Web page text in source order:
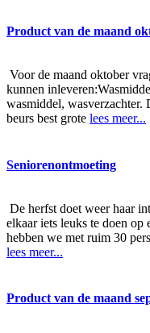
Product van de maand
Voor de maand oktober
kunnen
wasmiddel,
beurs best grote lees meer...
Seniorenontmoeting
De herfst doet weer haar
elkaar iets leuks te doen op
hebben we met ruim 30
lees meer...
Product van de maand